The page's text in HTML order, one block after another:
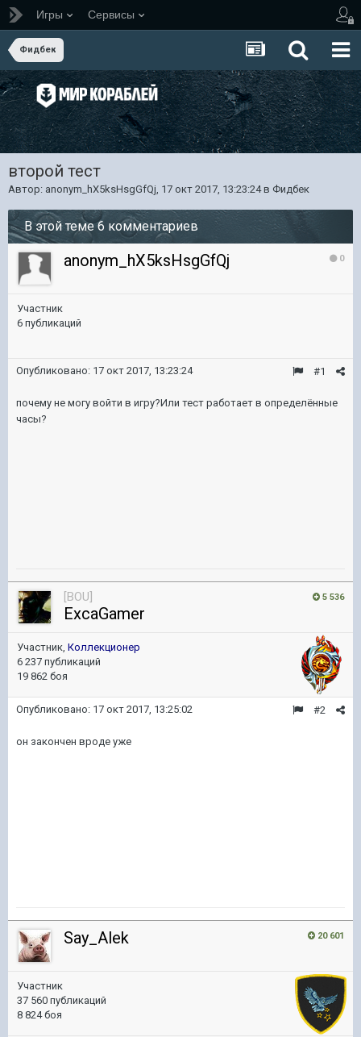
Игры Сервисы
Фидбек
второй тест
Автор: anonym_hX5ksHsgGfQj, 17 окт 2017, 13:23:24в Фидбек
В этой теме 6 комментариев
0
anonym_hX5ksHsgGfQj
Участник
6 публикаций
#1
Опубликовано: 17 окт 2017, 13:23:24
почему не могу войти в игру?Или тест работает в определённые
часы?
5 536
[BOU]
ExcaGamer
Участник, Коллекционер
6 237 публикаций
19 862 боя
#2
Опубликовано: 17 окт 2017, 13:25:02
он закончен вроде уже
20 601
Say_Alek
Участник
37 560 публикаций
8 824 боя